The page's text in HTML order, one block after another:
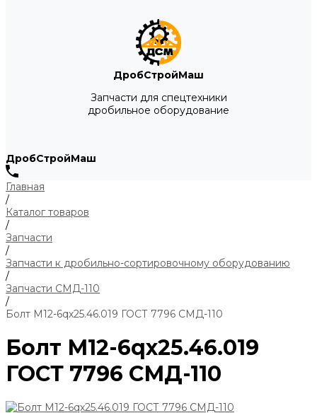
ДробСтройМаш
Запчасти для спецтехники
дробильное оборудование
ДробСтройМаш
Главная
/
Каталог товаров
/
Запчасти
/
Запчасти к дробильно-сортировочному оборудованию
/
Запчасти СМД-110
/
Болт М12-6qх25.46.019 ГОСТ 7796 СМД-110
Болт М12-6qх25.46.019
ГОСТ 7796 СМД-110